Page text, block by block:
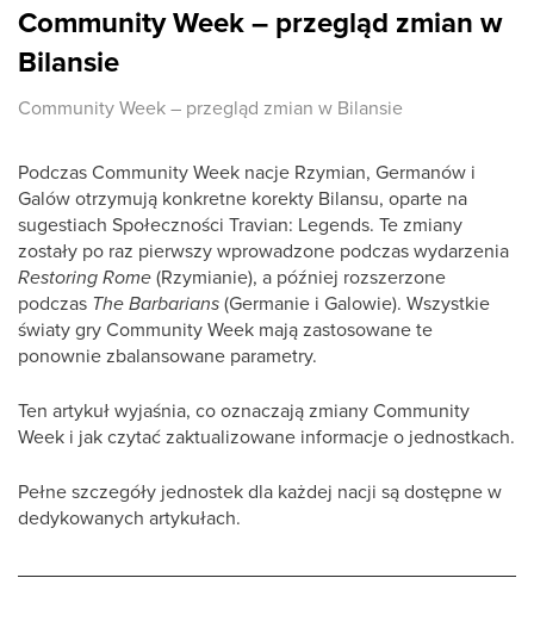
Community Week – przegląd zmian w
Bilansie
Community Week – przegląd zmian w Bilansie
Podczas Community Week nacje Rzymian, Germanów i
Galów otrzymują konkretne korekty Bilansu, oparte na
sugestiach Społeczności Travian: Legends. Te zmiany
zostały po raz pierwszy wprowadzone podczas wydarzenia
Restoring Rome(Rzymianie), a później rozszerzone
podczas The Barbarians(Germanie i Galowie). Wszystkie
światy gry Community Week mają zastosowane te
ponownie zbalansowane parametry.
Ten artykuł wyjaśnia, co oznaczają zmiany Community
Week i jak czytać zaktualizowane informacje o jednostkach.
Pełne szczegóły jednostek dla każdej nacji są dostępne w
dedykowanych artykułach.